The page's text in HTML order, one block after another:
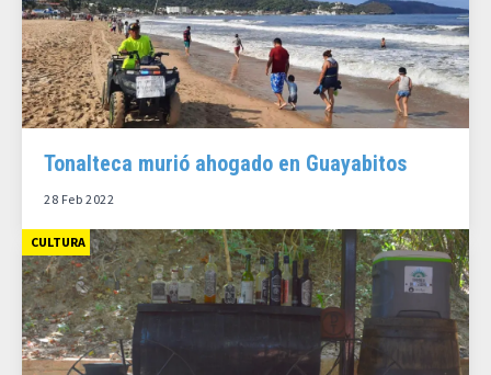
Tonalteca murió ahogado en Guayabitos
28 Feb 2022
CULTURA